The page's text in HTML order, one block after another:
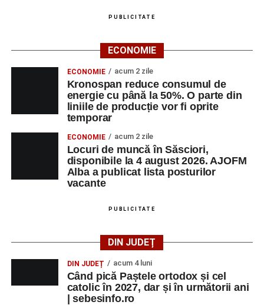
PUBLICITATE
ECONOMIE
ECONOMIE acum 2 zile
Kronospan reduce consumul de
energie cu până la 50%. O parte din
liniile de producție vor fi oprite
temporar
ECONOMIE acum 2 zile
Locuri de muncă în Săsciori,
disponibile la 4 august 2026. AJOFM
Alba a publicat lista posturilor
vacante
PUBLICITATE
DIN JUDEȚ
DIN JUDEȚ acum 4 luni
Când pică Paștele ortodox și cel
catolic în 2027, dar și în următorii ani
| sebesinfo.ro